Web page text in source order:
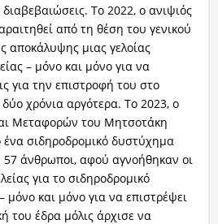
Το 2022, ο ανιψιός
από τη θέση του γενικού
αποκάλυψης μιας γελοίας
– μόνο και μόνο για να
για την επιστροφή του στο
χρόνια αργότερα. Το 2023, ο
Μεταφορών του Μητσοτάκη
σιδηροδρομικό δυστύχημα
άνθρωποι, αφού αγνοήθηκαν οι
για το σιδηροδρομικό
και μόνο για να επιστρέψει
του έδρα μόλις άρχισε να